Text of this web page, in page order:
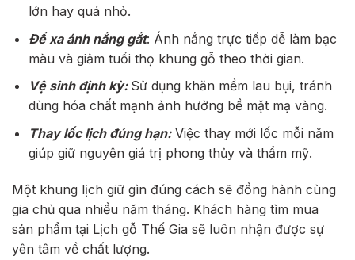
lớn hay quá nhỏ.
Để xa ánh nắng gắt: Ánh nắng trực tiếp dễ làm bạc
màu và giảm tuổi thọ khung gỗ theo thời gian.
Vệ sinh định kỳ: Sử dụng khăn mềm lau bụi, tránh
dùng hóa chất mạnh ảnh hưởng bề mặt mạ vàng.
Thay lốc lịch đúng hạn:Việc thay mới lốc mỗi năm
giúp giữ nguyên giá trị phong thủy và thẩm mỹ.
Một khung lịch giữ gìn đúng cách sẽ đồng hành cùng
gia chủ qua nhiều năm tháng. Khách hàng tìm mua
sản phẩm tại Lịch gỗ Thế Gia sẽ luôn nhận được sự
yên tâm về chất lượng.